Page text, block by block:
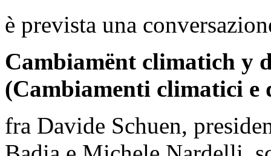
è prevista una
Cambiamënt climatich y
(Cambiamenti climatici e
fra Davide Schuen,